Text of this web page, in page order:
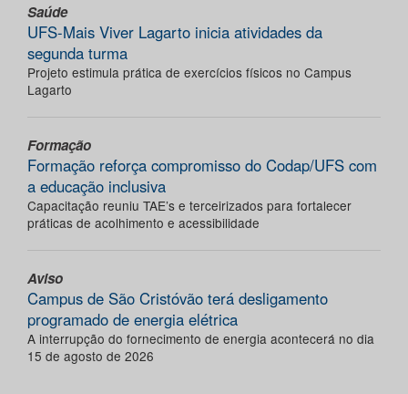
Saúde
UFS-Mais Viver Lagarto inicia atividades da
segunda turma
Projeto estimula prática de exercícios físicos no Campus
Lagarto
Formação
Formação reforça compromisso do Codap/UFS com
a educação inclusiva
Capacitação reuniu TAE’s e terceirizados para fortalecer
práticas de acolhimento e acessibilidade
Aviso
Campus de São Cristóvão terá desligamento
programado de energia elétrica
A interrupção do fornecimento de energia acontecerá no dia
15 de agosto de 2026